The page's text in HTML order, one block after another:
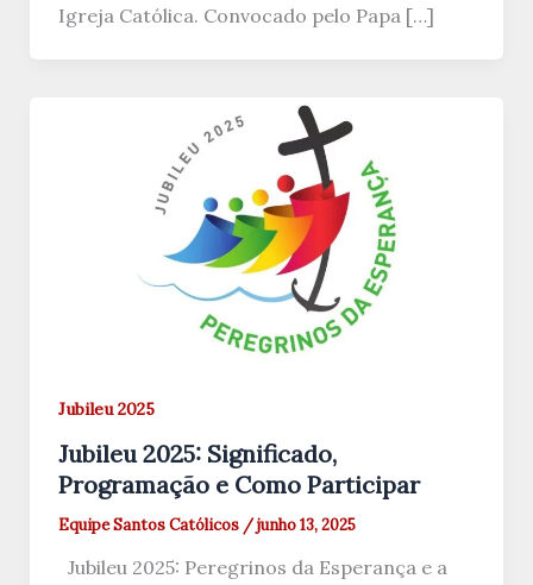
Igreja Católica. Convocado pelo Papa […]
Jubileu 2025
Jubileu 2025: Significado,
Programação e Como Participar
Equipe Santos Católicos /junho 13, 2025
Jubileu 2025: Peregrinos da Esperança e a